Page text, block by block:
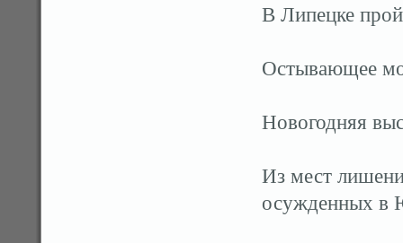
В Липецке
Остывающее
Новогодняя
Из мест
осужденных